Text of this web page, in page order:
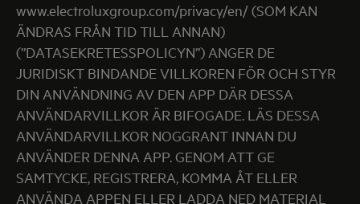
www.electroluxgroup.com/privacy/en/ (SOM KAN
ÄNDRAS FRÅN TID TILL ANNAN)
(”DATASEKRETESSPOLICYN”) ANGER DE
JURIDISKT BINDANDE VILLKOREN FÖR OCH STYR
DIN ANVÄNDNING AV DEN APP DÄR DESSA
ANVÄNDARVILLKOR ÄR BIFOGADE. LÄS DESSA
ANVÄNDARVILLKOR NOGGRANT INNAN DU
ANVÄNDER DENNA APP. GENOM ATT GE
SAMTYCKE, REGISTRERA, KOMMA ÅT ELLER
ANVÄNDA APPEN ELLER LADDA NED MATERIAL